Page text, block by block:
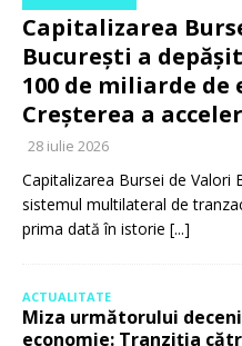
Capitalizarea
București a
100 de miliarde
Creșterea a
28 iulie 2026
Capitalizarea Bursei de
sistemul multilateral de
prima dată în istorie [...]
ACTUALITATE
Miza următorului
economie: Tranziția